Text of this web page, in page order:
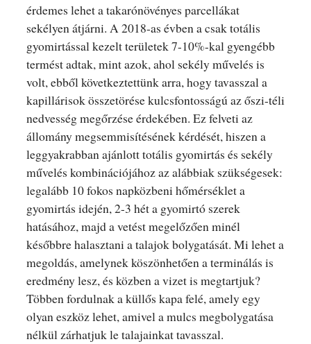
érdemes lehet a takarónövényes parcellákat
sekélyen átjárni. A 2018-as évben a csak totális
gyomirtással kezelt területek 7-10%-kal gyengébb
termést adtak, mint azok, ahol sekély művelés is
volt, ebből következtettünk arra, hogy tavasszal a
kapillárisok összetörése kulcsfontosságú az őszi-téli
nedvesség megőrzése érdekében. Ez felveti az
állomány megsemmisítésének kérdését, hiszen a
leggyakrabban ajánlott totális gyomirtás és sekély
művelés kombinációjához az alábbiak szükségesek:
legalább 10 fokos napközbeni hőmérséklet a
gyomirtás idején, 2-3 hét a gyomirtó szerek
hatásához, majd a vetést megelőzően minél
későbbre halasztani a talajok bolygatását. Mi lehet a
megoldás, amelynek köszönhetően a terminálás is
eredmény lesz, és közben a vizet is megtartjuk?
Többen fordulnak a küllős kapa felé, amely egy
olyan eszköz lehet, amivel a mulcs megbolygatása
nélkül zárhatjuk le talajainkat tavasszal.